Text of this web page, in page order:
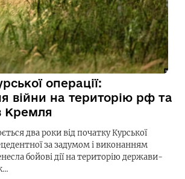
операції:
війни на територію рф та
Кремля
два роки від початку Курської
за задумом і виконанням
бойові дії на територію держави-